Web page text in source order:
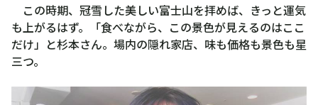
この時期、冠雪した美しい富士山を拝めば、きっと運気
も上がるはず。「食べながら、この景色が見えるのはここ
だけ」と杉本さん。場内の隠れ家店、味も価格も景色も星
三つ。